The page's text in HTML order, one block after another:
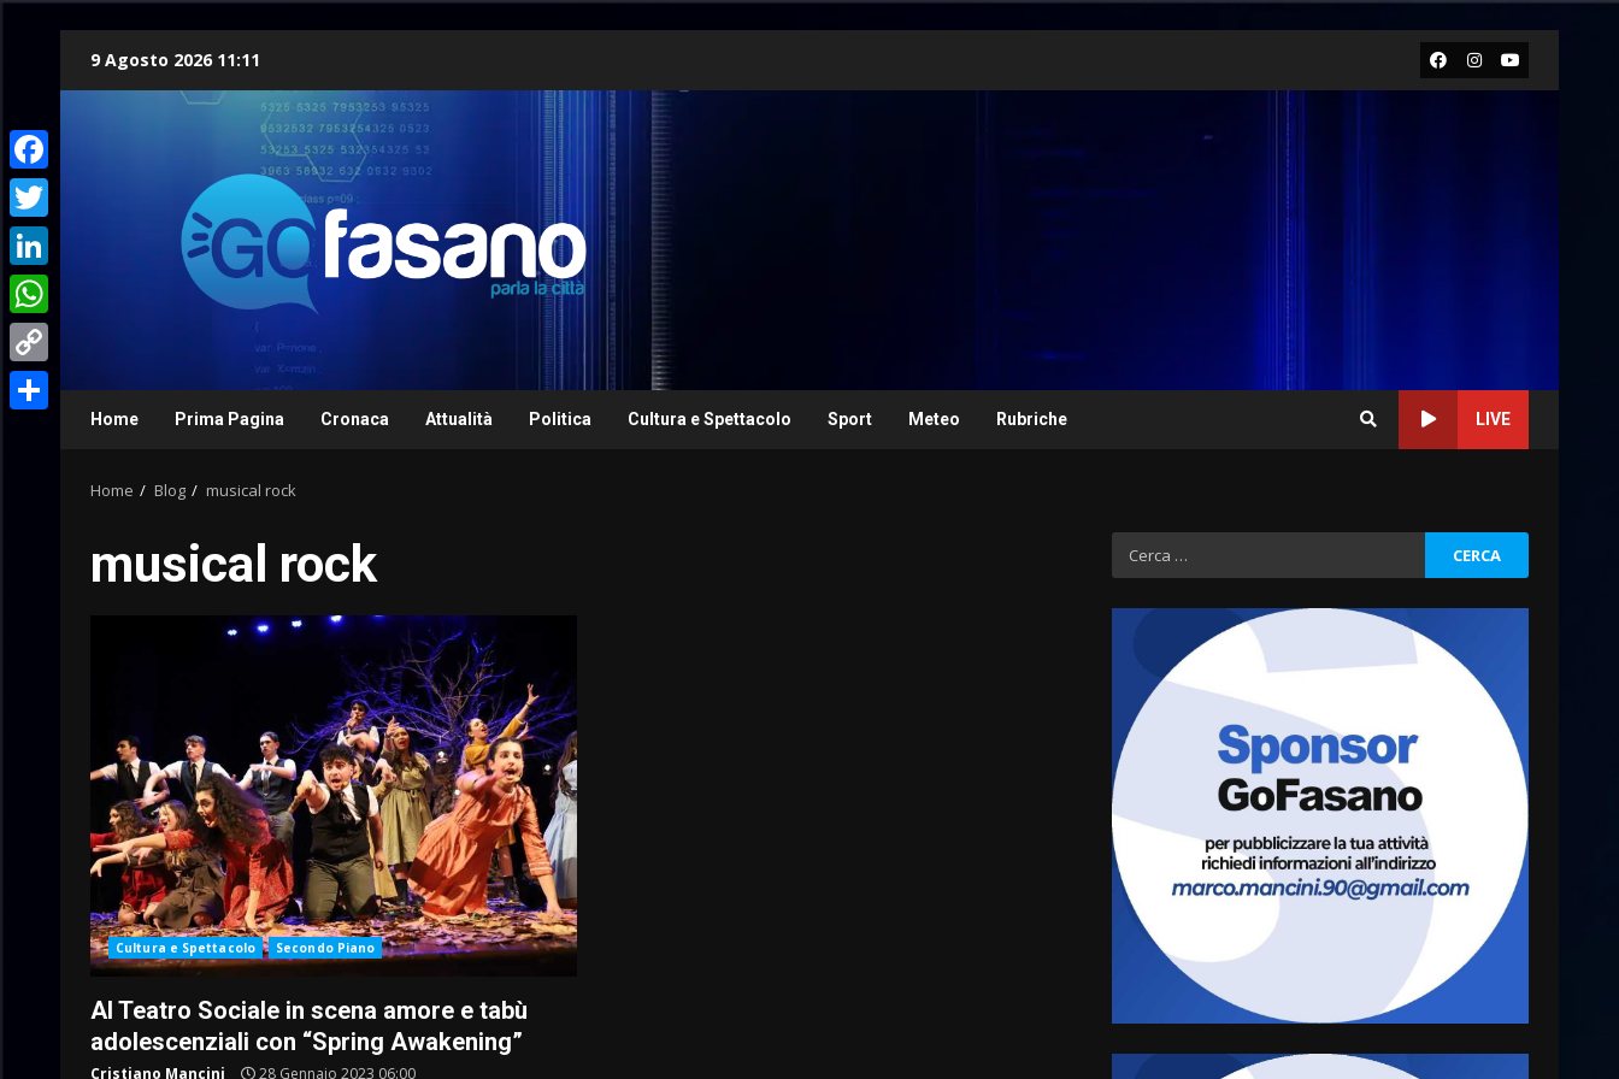
9 Agosto 2026 11:11 Facebook
Instagram
Youtube
Home Prima Pagina Cronaca Attualità Politica Cultura e Spettacolo Sport Meteo Rubriche LIVE
Home Blog musical rock
musical rock
Cultura e Spettacolo Secondo Piano
Al Teatro Sociale in scena amore e tabù
adolescenziali con “Spring Awakening”
Cristiano Mancini 28 Gennaio 2023 06:00
Ricerca
per:
La Banda Città di Fasano apre
ufficialmente la Festa di
Savelletri
8 Agosto 2026 11:00
4
Savelletri in festa, domani
sera grande spettacolo con
Uccio De Santis
5
Politiche Giovanili e Mobilità
Sostenibile: premiati gli
studenti universitari del
8 Agosto 2026 07:15
Facebook
Twitter
LinkedIn
WhatsApp
Copy